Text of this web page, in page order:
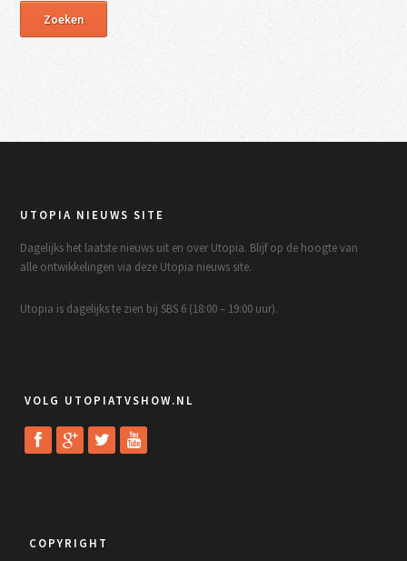
UTOPIA NIEUWS SITE
Dagelijks het laatste nieuws uit en over Utopia. Blijf op de hoogte van
alle ontwikkelingen via deze Utopia nieuws site.
Utopia is dagelijks te zien bij SBS 6 (18:00 – 19:00 uur).
VOLG UTOPIATVSHOW.NL
COPYRIGHT